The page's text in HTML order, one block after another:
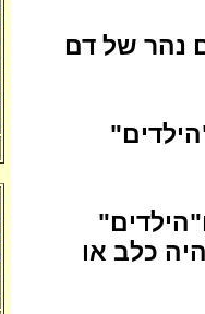
נהר של דם
כלב או